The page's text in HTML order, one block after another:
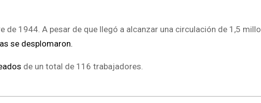
de 1944. A pesar de que llegó a alcanzar una circulación de 1,5
se desplomaron.
de un total de 116 trabajadores.